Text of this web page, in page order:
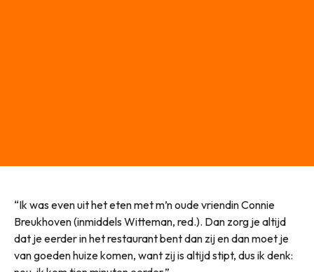
“Ik was even uit het eten met m’n oude vriendin Connie
Breukhoven (inmiddels Witteman, red.). Dan zorg je altijd
dat je eerder in het restaurant bent dan zij en dan moet je
van goeden huize komen, want zij is altijd stipt, dus ik denk: